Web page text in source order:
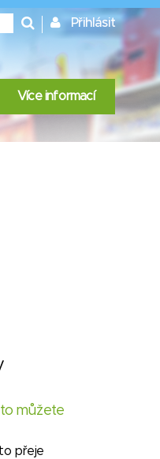
Přihlásit
Více informací
můžete
přeje